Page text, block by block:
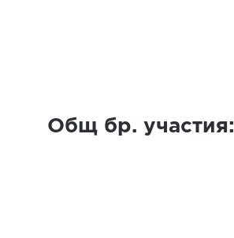
Общ бр. участия: